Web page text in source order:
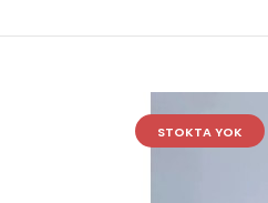
STOKTA YOK